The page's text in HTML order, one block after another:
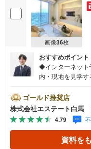
画像36枚
おすすめポイント
◆インターネット
内・現地を見学
ください。
ムーズです。●最
利用可【Yahoo！
店で物件を成約
ステート白馬の
ァイナンシャル
ゴールド推奨店
株式会社エステート白馬
4.79
資料を